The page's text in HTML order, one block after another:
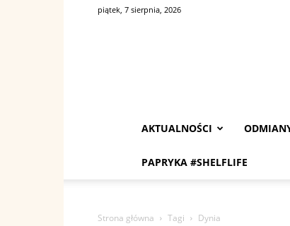
piątek, 7 sierpnia, 2026
AKTUALNOŚCI
PAPRYKA #SHELFLIFE
Strona główna Tagi Dynia